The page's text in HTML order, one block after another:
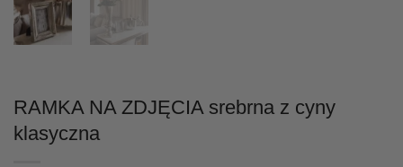
RAMKA NA ZDJĘCIA srebrna z cyny
klasyczna